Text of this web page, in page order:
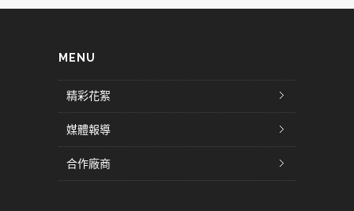
MENU
精彩花絮
媒體報導
合作廠商